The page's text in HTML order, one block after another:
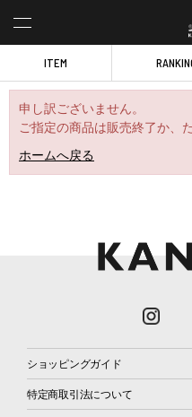
ITEM
申し訳ございません。
ご指定の商品は販売終了か、
ホームへ戻る
ショッピングガイド
特定商取引法について